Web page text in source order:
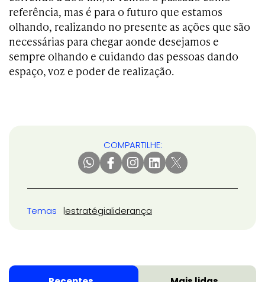
referência, mas é para o futuro que estamos
olhando, realizando no presente as ações que são
necessárias para chegar aonde desejamos e
sempre olhando e cuidando das pessoas dando
espaço, voz e poder de realização.
COMPARTILHE:
Temas estratégialiderança